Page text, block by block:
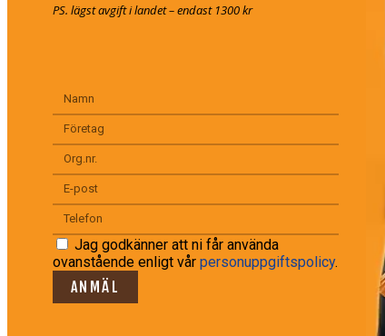
PS. lägst avgift i landet – endast 1300 kr
Jag godkänner att ni får använda
ovanstående enligt vår personuppgiftspolicy.
ANMÄL